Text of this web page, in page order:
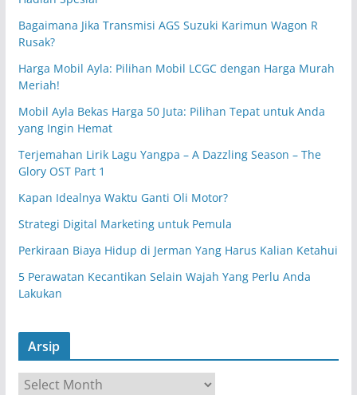
Bagaimana Jika Transmisi AGS Suzuki Karimun Wagon R
Rusak?
Harga Mobil Ayla: Pilihan Mobil LCGC dengan Harga Murah
Meriah!
Mobil Ayla Bekas Harga 50 Juta: Pilihan Tepat untuk Anda
yang Ingin Hemat
Terjemahan Lirik Lagu Yangpa – A Dazzling Season – The
Glory OST Part 1
Kapan Idealnya Waktu Ganti Oli Motor?
Strategi Digital Marketing untuk Pemula
Perkiraan Biaya Hidup di Jerman Yang Harus Kalian Ketahui
5 Perawatan Kecantikan Selain Wajah Yang Perlu Anda
Lakukan
Arsip